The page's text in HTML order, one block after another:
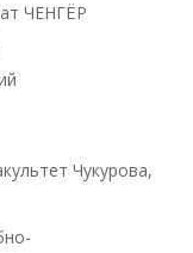
ЧЕНГЁР
Чукурова,